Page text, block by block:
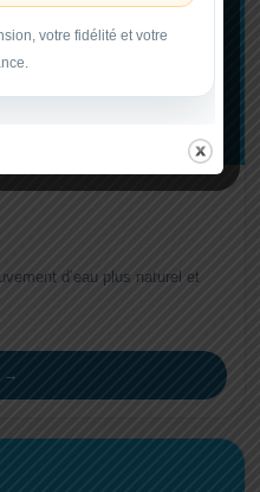
d’eau plus naturel et
→
votre fidélité et votre